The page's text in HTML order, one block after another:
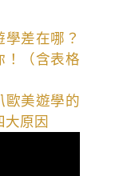
學差在哪？
！（含表格
歐美遊學的
大原因